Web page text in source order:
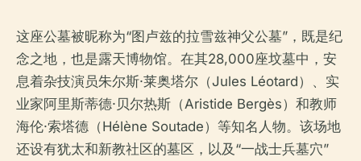
这座公墓被昵称为“图卢兹的拉雪兹神父公墓”，既是纪
念之地，也是露天博物馆。在其28,000座坟墓中，安
息着杂技演员朱尔斯·莱奥塔尔（Jules Léotard）、实
业家阿里斯蒂德·贝尔热斯（Aristide Bergès）和教师
海伦·索塔德（Hélène Soutade）等知名人物。该场地
还设有犹太和新教社区的墓区，以及“一战士兵墓穴”